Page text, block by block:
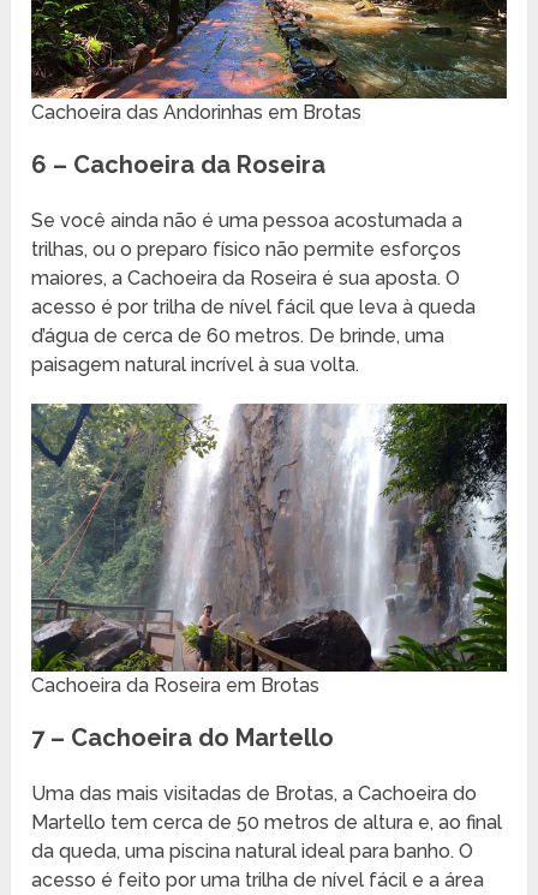
Cachoeira das Andorinhas em Brotas
6 – Cachoeira da Roseira
Se você ainda não é uma pessoa acostumada a
trilhas, ou o preparo físico não permite esforços
maiores, a Cachoeira da Roseira é sua aposta. O
acesso é por trilha de nível fácil que leva à queda
d’água de cerca de 60 metros. De brinde, uma
paisagem natural incrível à sua volta.
Cachoeira da Roseira em Brotas
7 – Cachoeira do Martello
Uma das mais visitadas de Brotas, a Cachoeira do
Martello tem cerca de 50 metros de altura e, ao final
da queda, uma piscina natural ideal para banho. O
acesso é feito por uma trilha de nível fácil e a área